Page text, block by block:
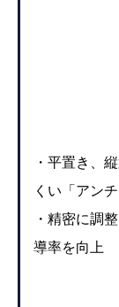
・平置き、
くい「アン
・精密に調
導率を向上